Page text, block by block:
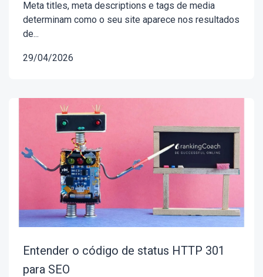
Meta titles, meta descriptions e tags de media
determinam como o seu site aparece nos resultados
de...
29/04/2026
Entender o código de status HTTP 301
para SEO